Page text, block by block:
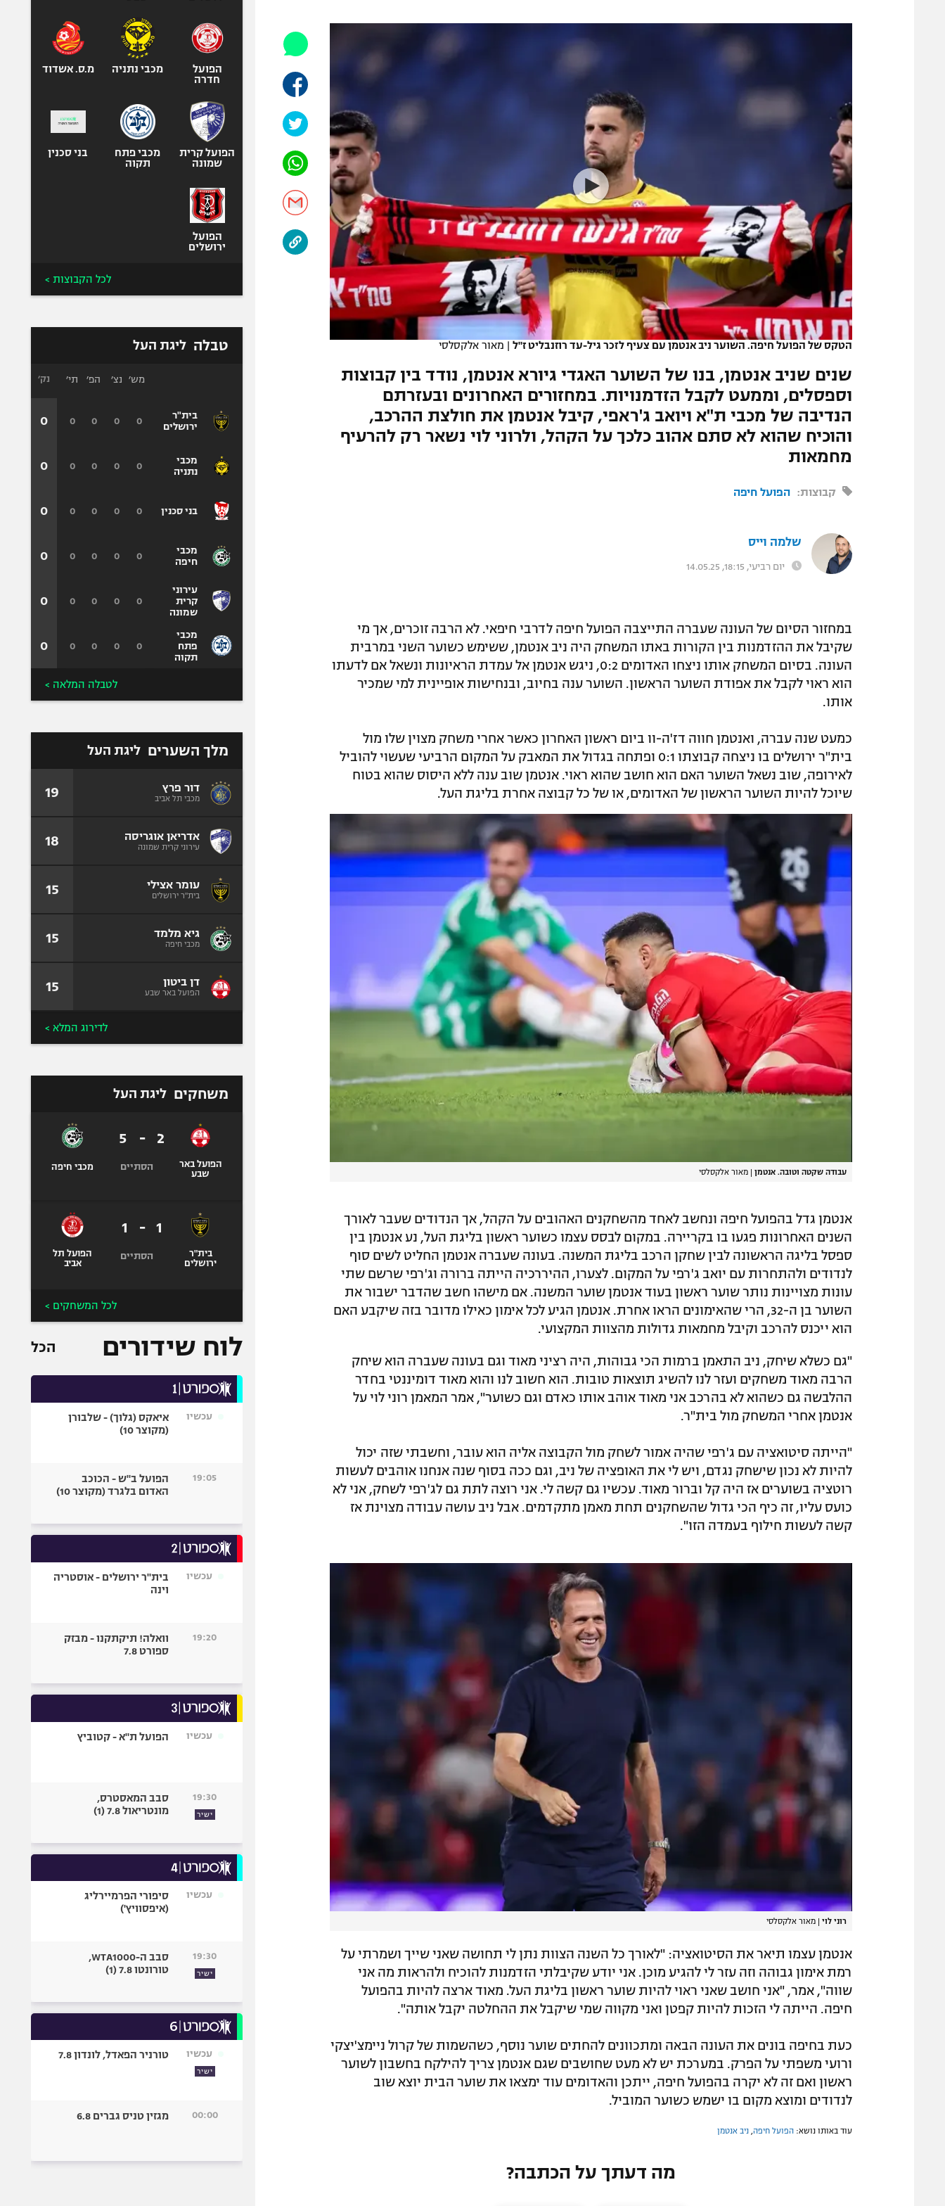
טניס
גיימינג E-Sports
תנאי שימוש
מדיניות פרטיות
תקנון פעילות ספורט 1
רשיון להקרנה פומבית לבית עסק
הצטרפות לחבילת הערוצים
לוח דרושים – ג'ובנט
תגיות
המגזין
הפועל תל אביב
מכבי נתניה
בני יהודה
ליגה סינית
אופניים
ספורט מוטורי
כדורמים
בייסבול MLB
ספורט אתגרי
אומנויות לחימה
הטקס של הפועל חיפה. השוער ניב אנטמן עם צעיף לזכר גיל-עד רוזנבליט ז"ל | מאור אלקסלסי
שנים שניב אנטמן, בנו של השוער האגדי גיורא אנטמן, נודד בין קבוצות
וספסלים, וממעט לקבל הזדמנויות. במחזורים האחרונים ובעזרתם
הנדיבה של מכבי ת"א ויואב ג'ראפי, קיבל אנטמן את חולצת ההרכב,
והוכיח שהוא לא סתם אהוב כלכך על הקהל, ולרוני לוי נשאר רק להרעיף
מחמאות
קבוצות: הפועל חיפה
שלמה וייס
יום רביעי, 18:15, 14.05.25
במחזור הסיום של העונה שעברה התייצבה הפועל חיפה לדרבי חיפאי. לא הרבה זוכרים, אך מי
שקיבל את ההזדמנות בין הקורות באתו המשחק היה ניב אנטמן, ששימש כשוער השני במרבית
העונה. בסיום המשחק אותו ניצחו האדומים 0:2, ניגש אנטמן אל עמדת הראיונות ונשאל אם לדעתו
הוא ראוי לקבל את אפודת השוער הראשון. השוער ענה בחיוב, ובנחישות אופיינית למי שמכיר
אותו.
כמעט שנה עברה, ואנטמן חווה דז'ה-וו ביום ראשון האחרון כאשר אחרי משחק מצוין שלו מול
בית"ר ירושלים בו ניצחה קבוצתו 0:1 ופתחה בגדול את המאבק על המקום הרביעי שעשוי להוביל
לאירופה, שוב נשאל השוער האם הוא חושב שהוא ראוי. אנטמן שוב ענה ללא היסוס שהוא בטוח
שיוכל להיות השוער הראשון של האדומים, או של כל קבוצה אחרת בליגת העל.
עבודה שקטה וטובה. אנטמן | מאור אלקסלסי
אנטמן גדל בהפועל חיפה ונחשב לאחד מהשחקנים האהובים על הקהל, אך הנדודים שעבר לאורך
השנים האחרונות פגעו בו בקריירה. במקום לבסס עצמו כשוער ראשון בליגת העל, נע אנטמן בין
ספסל בליגה הראשונה לבין שחקן הרכב בליגת המשנה. בעונה שעברה אנטמן החליט לשים סוף
לנדודים ולהתחרות עם יואב ג'רפי על המקום. לצערו, ההיררכיה הייתה ברורה וג'רפי שרשם שתי
עונות מצויינות נותר שוער ראשון בעוד אנטמן שוער המשנה. אם מישהו חשב שהדבר ישבור את
השוער בן ה-32, הרי שהאימונים הראו אחרת. אנטמן הגיע לכל אימון כאילו מדובר בזה שיקבע האם
הוא ייכנס להרכב וקיבל מחמאות גדולות מהצוות המקצועי.
"גם כשלא שיחק, ניב התאמן ברמות הכי גבוהות, היה רציני מאוד וגם בעונה שעברה הוא שיחק
הרבה מאוד משחקים ועזר לנו להשיג תוצאות טובות. הוא חשוב לנו והוא מאוד דומיננטי בחדר
ההלבשה גם כשהוא לא בהרכב אני מאוד אוהב אותו כאדם וגם כשוער", אמר המאמן רוני לוי על
אנטמן אחרי המשחק מול בית"ר.
"הייתה סיטואציה עם ג'רפי שהיה אמור לשחק מול הקבוצה אליה הוא עובר, וחשבתי שזה יכול
להיות לא נכון שישחק נגדם, ויש לי את האופציה של ניב, וגם ככה בסוף שנה אנחנו אוהבים לעשות
רוטציה בשוערים אז היה קל וברור מאוד. עכשיו גם קשה לי. אני רוצה לתת גם לג'רפי לשחק, אני לא
כועס עליו, זה כיף הכי גדול שהשחקנים תחת מאמן מתקדמים. אבל ניב עושה עבודה מצוינת אז
קשה לעשות חילוף בעמדה הזו".
רוני לוי | מאור אלקסלסי
אנטמן עצמו תיאר את הסיטואציה: "לאורך כל השנה הצוות נתן לי תחושה שאני שייך ושמרתי על
רמת אימון גבוהה וזה עזר לי להגיע מוכן. אני יודע שקיבלתי הזדמנות להוכיח ולהראות מה אני
שווה", אמר, "אני חושב שאני ראוי להיות שוער ראשון בליגת העל. מאוד ארצה להיות בהפועל
חיפה. הייתה לי הזכות להיות קפטן ואני מקווה שמי שיקבל את ההחלטה יקבל אותה".
כעת בחיפה בונים את העונה הבאה ומתכוונים להחתים שוער נוסף, כשהשמות של קרול ניימצ'יצקי
ורועי משפתי על הפרק. במערכת יש לא מעט שחושבים שגם אנטמן צריך להילקח בחשבון לשוער
ראשון ואם זה לא יקרה בהפועל חיפה, ייתכן והאדומים עוד ימצאו את שוער הבית יוצא שוב
לנדודים ומוצא מקום בו ישמש כשוער המוביל.
עוד באותו נושא: הפועל חיפה ניב אנטמן
מה דעתך על הכתבה?
הפועל
חדרה
מכבי נתניה מ.ס. אשדוד
הפועל קרית
שמונה
מכבי פתח
תקוה
בני סכנין
הפועל
ירושלים
לכל הקבוצות >
טבלה ליגת העל
בית"ר
ירושלים
מכבי
נתניה
בני סכנין
מכבי
חיפה
עירוני
קרית
שמונה
מכבי
פתח
תקוה
מש׳ נצ׳ הפ׳ תי׳
0
0
0
0
0
0
0
0
0
0
0
0
0
0
0
0
0
0
0
0
0
0
0
0
נק׳
0
0
0
0
0
0
לטבלה המלאה >
מלך השערים ליגת העל
דור פרץ
מכבי תל אביב 19
אדריאן אוגריסה
עירוני קרית שמונה 18
עומר אצילי
בית"ר ירושלים 15
גיא מלמד
מכבי חיפה 15
דן ביטון
הפועל באר שבע 15
לדירוג המלא >
משחקים ליגת העל
הפועל באר
שבע
2
-
5
הסתיים מכבי חיפה
בית"ר
ירושלים
1
-
1
הסתיים
הפועל תל
אביב
לכל המשחקים >
לוח שידורים הכל
עכשיו
איאקס (גלוך) - שלבורן
(מקוצר 10)
19:05
הפועל ב"ש - הכוכב
האדום בלגרד (מקוצר 10)
עכשיו
בית"ר ירושלים - אוסטריה
וינה
19:20
וואלה! תיקתקנו - מבזק
ספורט 7.8
עכשיו הפועל ת"א - קטוביץ
19:30
ישיר
סבב המאסטרס,
מונטריאול 7.8 (1)
עכשיו
סיפורי הפרמיירליג
(איפסוויץ')
19:30
ישיר
סבב ה-WTA1000,
טורונטו 7.8 (1)
עכשיו
ישיר
טורניר הפאדל, לונדון 7.8
00:00 מגזין טניס גברים 6.8